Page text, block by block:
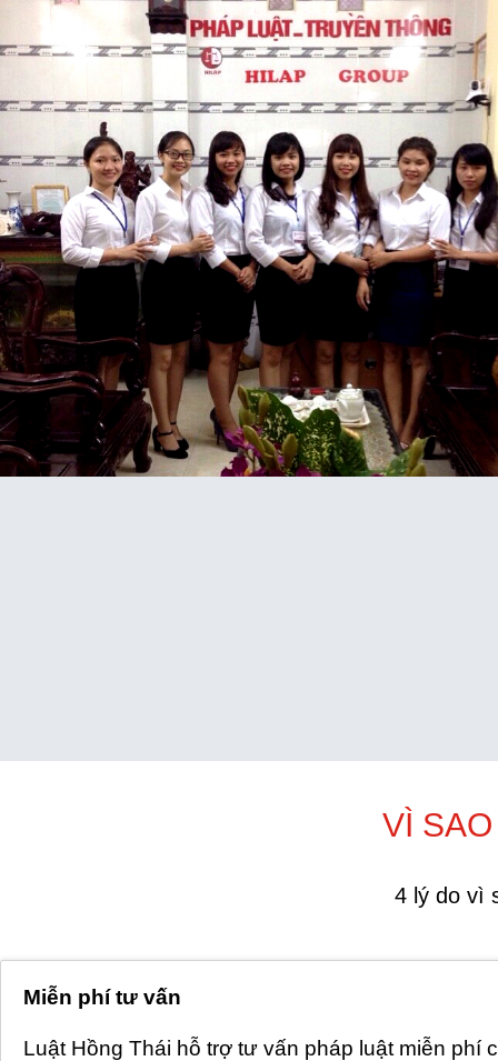
VÌ
4 lý do vì
Miễn phí tư vấn
Luật Hồng Thái hỗ trợ tư vấn pháp luật miễn phí